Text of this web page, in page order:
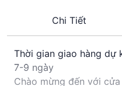
Chi Tiết
Thời gian giao hàng dự
7-9 ngày
Chào mừng đến với